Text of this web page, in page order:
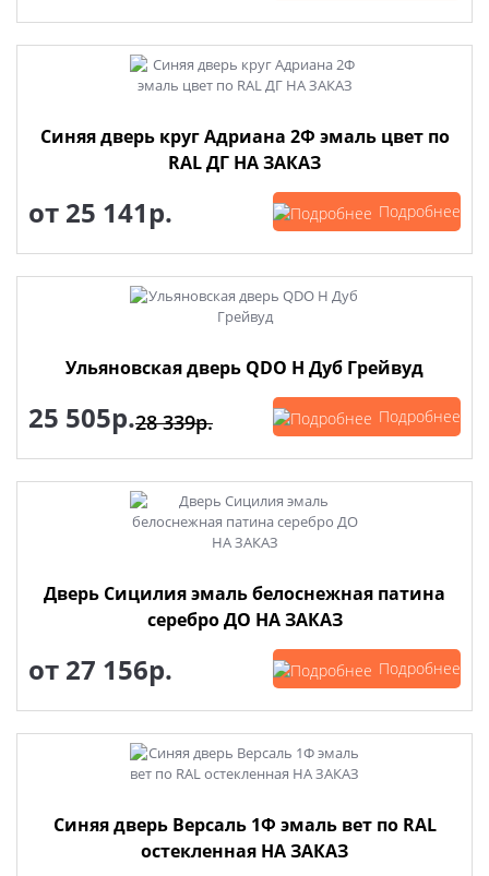
Синяя дверь круг Адриана 2Ф эмаль цвет по
RAL ДГ НА ЗАКАЗ
от 25 141р. Подробнее
Ульяновская дверь QDO H Дуб Грейвуд
25 505р.28 339р. Подробнее
Дверь Сицилия эмаль белоснежная патина
серебро ДО НА ЗАКАЗ
от 27 156р. Подробнее
Синяя дверь Версаль 1Ф эмаль вет по RAL
остекленная НА ЗАКАЗ